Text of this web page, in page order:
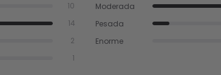
10
14
2
1
Moderada
Pesada
Enorme